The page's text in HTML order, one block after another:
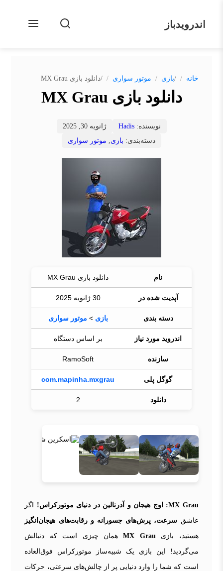
اندرویدباز
خانه /بازی موتور سواری /دانلود بازی MX Grau
دانلود بازی MX Grau
نویسنده:Hadis
ژانویه 30, 2025
دسته‌بندی: بازی, موتور سواری
نام دانلود بازی MX Grau
آپدیت شده در 30 ژانویه 2025
دسته بندی بازی > موتور سواری
اندروید مورد نیاز بر اساس دستگاه
سازنده RamoSoft
گوگل پلی com.mapinha.mxgrau
دانلود 2
MX Grau: اوج هیجان و آدرنالین در دنیای موتورکراس! اگر
عاشق سرعت، پرش‌های جسورانه و رقابت‌های هیجان‌انگیز
هستید، بازیMX Grauهمان چیزی است که دنبالش
می‌گردید! این بازی یک شبیه‌ساز موتورکراس فوق‌العاده
است که شما را وارد دنیایی پر از چالش‌های سرعتی، حرکات